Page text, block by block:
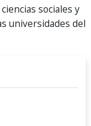
sociales y
universidades del